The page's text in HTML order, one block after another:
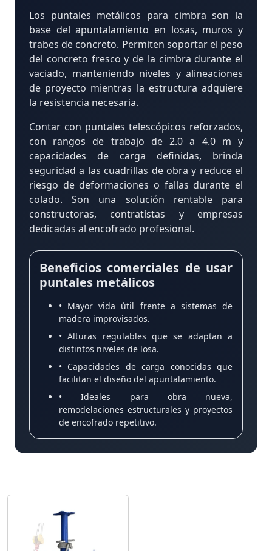
Los puntales metálicos para cimbra son la
base del apuntalamiento en losas, muros y
trabes de concreto. Permiten soportar el peso
del concreto fresco y de la cimbra durante el
vaciado, manteniendo niveles y alineaciones
de proyecto mientras la estructura adquiere
la resistencia necesaria.
Contar con puntales telescópicos reforzados,
con rangos de trabajo de 2.0 a 4.0 m y
capacidades de carga definidas, brinda
seguridad a las cuadrillas de obra y reduce el
riesgo de deformaciones o fallas durante el
colado. Son una solución rentable para
constructoras, contratistas y empresas
dedicadas al encofrado profesional.
Beneficios comerciales de usar
puntales metálicos
• Mayor vida útil frente a sistemas de
madera improvisados.
• Alturas regulables que se adaptan a
distintos niveles de losa.
• Capacidades de carga conocidas que
facilitan el diseño del apuntalamiento.
• Ideales para obra nueva,
remodelaciones estructurales y proyectos
de encofrado repetitivo.